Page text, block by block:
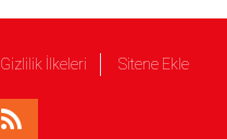
Gizlilik İlkeleri Sitene Ekle